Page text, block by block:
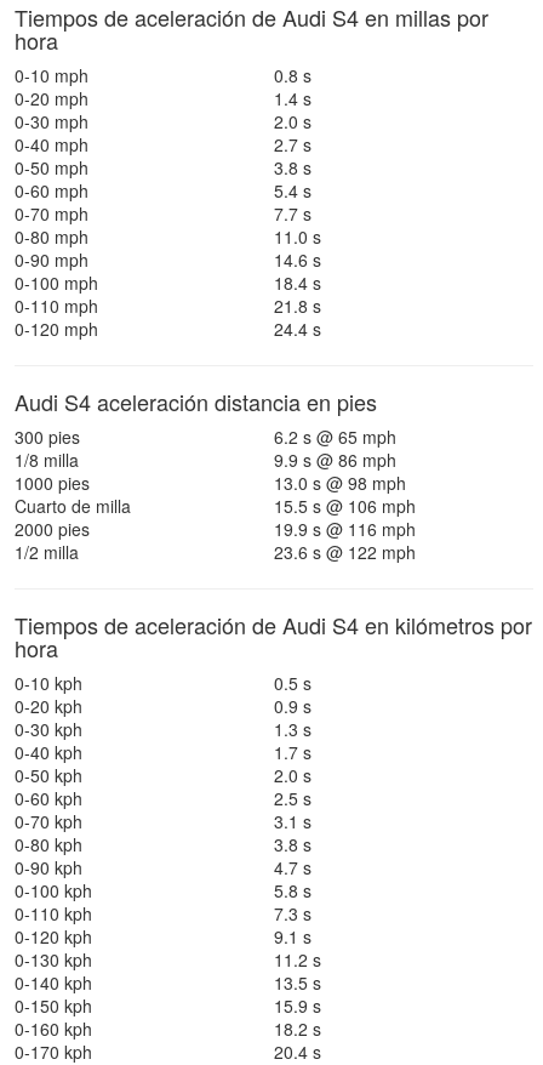
Tiempos de aceleración de Audi S4 en millas por
hora
0-10 mph
0.8 s
0-20 mph
1.4 s
0-30 mph
2.0 s
0-40 mph
2.7 s
0-50 mph
3.8 s
0-60 mph
5.4 s
0-70 mph
7.7 s
0-80 mph
11.0 s
0-90 mph
14.6 s
0-100 mph
18.4 s
0-110 mph
21.8 s
0-120 mph
24.4 s
Audi S4 aceleración distancia en pies
300 pies
6.2 s @ 65 mph
1/8 milla
9.9 s @ 86 mph
1000 pies
13.0 s @ 98 mph
Cuarto de milla
15.5 s @ 106 mph
2000 pies
19.9 s @ 116 mph
1/2 milla
23.6 s @ 122 mph
Tiempos de aceleración de Audi S4 en kilómetros por
hora
0-10 kph
0.5 s
0-20 kph
0.9 s
0-30 kph
1.3 s
0-40 kph
1.7 s
0-50 kph
2.0 s
0-60 kph
2.5 s
0-70 kph
3.1 s
0-80 kph
3.8 s
0-90 kph
4.7 s
0-100 kph
5.8 s
0-110 kph
7.3 s
0-120 kph
9.1 s
0-130 kph
11.2 s
0-140 kph
13.5 s
0-150 kph
15.9 s
0-160 kph
18.2 s
0-170 kph
20.4 s